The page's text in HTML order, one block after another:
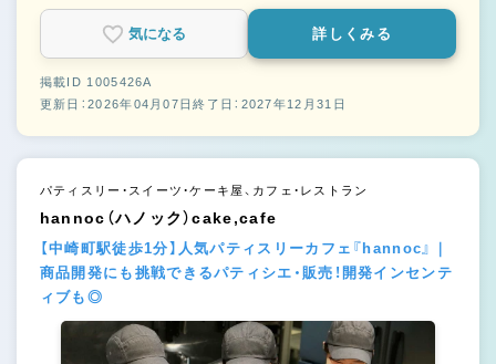
気になる 詳しくみる
掲載ID 1005426A
更新日：2026年04月07日終了日：2027年12月31日
パティスリー・スイーツ・ケーキ屋、カフェ・レストラン
hannoc（ハノック）cake,cafe
【中崎町駅徒歩1分】人気パティスリーカフェ『hannoc』｜
商品開発にも挑戦できるパティシエ・販売！開発インセンテ
ィブも◎